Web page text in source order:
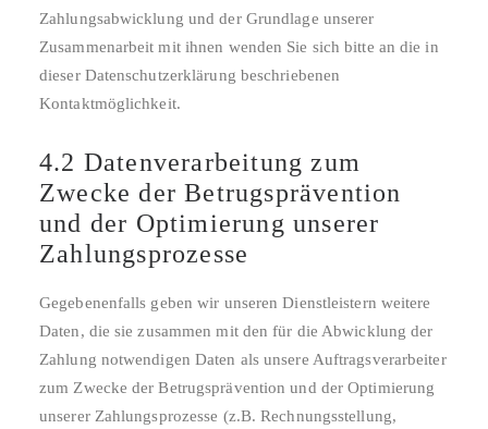
Zahlungsabwicklung und der Grundlage unserer
Zusammenarbeit mit ihnen wenden Sie sich bitte an die in
dieser Datenschutzerklärung beschriebenen
Kontaktmöglichkeit.
4.2 Datenverarbeitung zum
Zwecke der Betrugsprävention
und der Optimierung unserer
Zahlungsprozesse
Gegebenenfalls geben wir unseren Dienstleistern weitere
Daten, die sie zusammen mit den für die Abwicklung der
Zahlung notwendigen Daten als unsere Auftragsverarbeiter
zum Zwecke der Betrugsprävention und der Optimierung
unserer Zahlungsprozesse (z.B. Rechnungsstellung,